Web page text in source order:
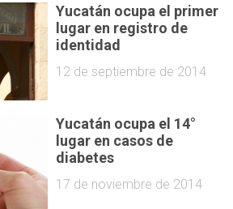
Yucatán ocupa el primer
lugar en registro de
identidad
12 de septiembre de 2014
Yucatán ocupa el 14°
lugar en casos de
diabetes
17 de noviembre de 2014